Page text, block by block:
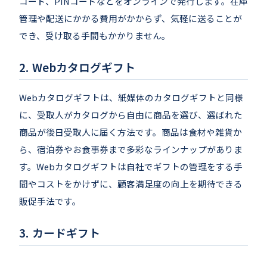
管理や配送にかかる費用がかからず、気軽に送ることが
でき、受け取る手間もかかりません。
Webカタログギフト
Webカタログギフトは、紙媒体のカタログギフトと同様
に、受取人がカタログから自由に商品を選び、選ばれた
商品が後日受取人に届く方法です。商品は食材や雑貨か
ら、宿泊券やお食事券まで多彩なラインナップがありま
す。Webカタログギフトは自社でギフトの管理をする手
間やコストをかけずに、顧客満足度の向上を期待できる
販促手法です。
カードギフト